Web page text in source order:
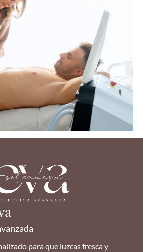
para que luzcas fresca y